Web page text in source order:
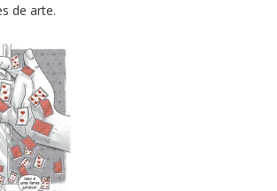
de arte.